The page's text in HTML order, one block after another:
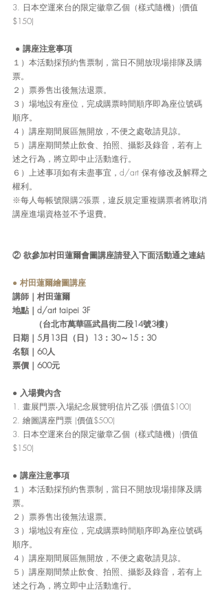
3. 日本空運來台的限定徽章乙個（樣式隨機）(價值
$150)
● 講座注意事項
１）本活動採預約售票制，當日不開放現場排隊及購
票。
２）票券售出後無法退票。
３）場地設有座位，完成購票時間順序即為座位號碼
順序。
４）講座期間展區無開放，不便之處敬請見諒。
５）講座期間禁止飲食、拍照、攝影及錄音，若有上
述之行為，將立即中止活動進行。
６）上述事項如有未盡事宜，d/art 保有修改及解釋之
權利。
※每人每帳號限購2張票，違反規定重複購票者將取消
講座進場資格並不予退費。
② 欲參加村田蓮爾會圖講座請登入下面活動通之連結
● 村田蓮爾繪圖講座
講師｜村田蓮爾
地點 ｜ d/art taipei 3F
（台北市萬華區武昌街二段14號3樓）
日期｜ 5月13日（日）13：30～15：30
名額 ｜ 60人
票價 ｜ 600元
● 入場費內含
1. 畫展門票‧入場紀念展覽明信片乙張 (價值$100)
2. 繪圖講座門票 (價值$500)
3. 日本空運來台的限定徽章乙個（樣式隨機）(價值
$150)
● 講座注意事項
１）本活動採預約售票制，當日不開放現場排隊及購
票。
２）票券售出後無法退票。
３）場地設有座位，完成購票時間順序即為座位號碼
順序。
４）講座期間展區無開放，不便之處敬請見諒。
５）講座期間禁止飲食、拍照、攝影及錄音，若有上
述之行為，將立即中止活動進行。